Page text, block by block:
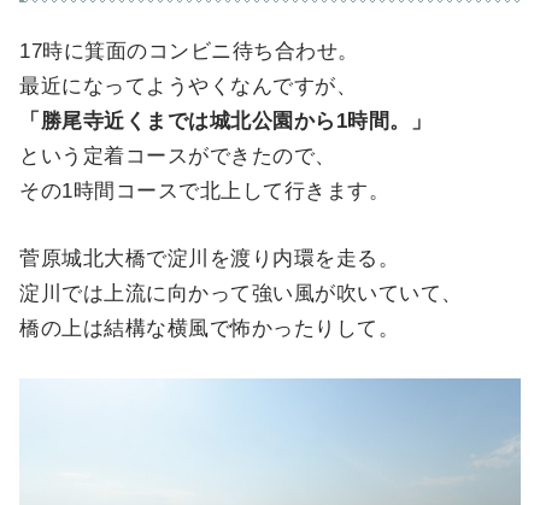
17時に箕面のコンビニ待ち合わせ。
最近になってようやくなんですが、
「勝尾寺近くまでは城北公園から1時間。」
という定着コースができたので、
その1時間コースで北上して行きます。
菅原城北大橋で淀川を渡り内環を走る。
淀川では上流に向かって強い風が吹いていて、
橋の上は結構な横風で怖かったりして。